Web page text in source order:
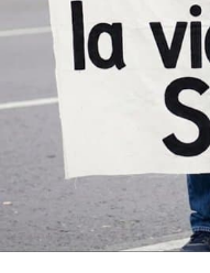
Argentina avanzó tras
suplementario, luego
igualado durante los
Inglaterra, por su
encuentro polémico
discutida durante el
El duelo entre Lionel